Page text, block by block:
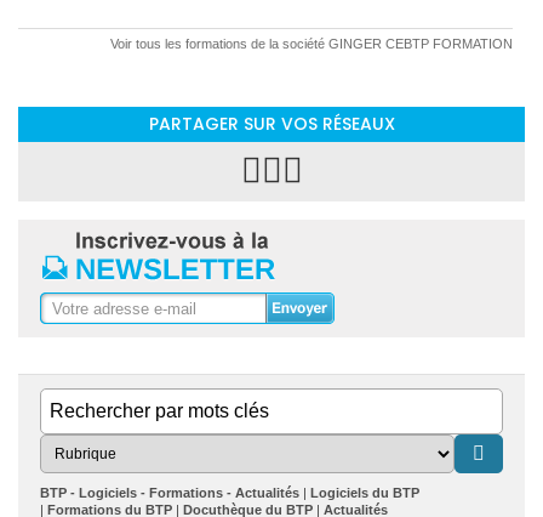
Voir tous les formations de la société GINGER CEBTP FORMATION
PARTAGER SUR VOS RÉSEAUX
BTP - Logiciels - Formations - Actualités
Logiciels du BTP
Formations du BTP
Docuthèque du BTP Actualités